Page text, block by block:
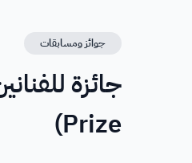
جوائز ومسابقات
Prize)